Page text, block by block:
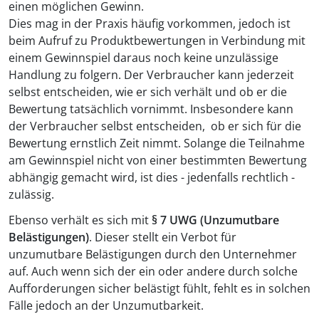
einen möglichen Gewinn.
Dies mag in der Praxis häufig vorkommen, jedoch ist
beim Aufruf zu Produktbewertungen in Verbindung mit
einem Gewinnspiel daraus noch keine unzulässige
Handlung zu folgern. Der Verbraucher kann jederzeit
selbst entscheiden, wie er sich verhält und ob er die
Bewertung tatsächlich vornimmt. Insbesondere kann
der Verbraucher selbst entscheiden, ob er sich für die
Bewertung ernstlich Zeit nimmt. Solange die Teilnahme
am Gewinnspiel nicht von einer bestimmten Bewertung
abhängig gemacht wird, ist dies - jedenfalls rechtlich -
zulässig.
Ebenso verhält es sich mit § 7 UWG (Unzumutbare
Belästigungen). Dieser stellt ein Verbot für
unzumutbare Belästigungen durch den Unternehmer
auf. Auch wenn sich der ein oder andere durch solche
Aufforderungen sicher belästigt fühlt, fehlt es in solchen
Fälle jedoch an der Unzumutbarkeit.